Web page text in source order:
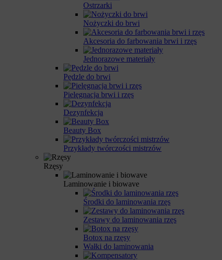
Ostrzarki
Nożyczki do brwi
Akcesoria do farbowania brwi i rzęs
Jednorazowe materiały
Pędzle do brwi
Pielęgnacja brwi i rzęs
Dezynfekcja
Beauty Box
Przykłady twórczości mistrzów
Rzęsy
Laminowanie i biowave
Środki do laminowania rzęs
Zestawy do laminowania rzęs
Botox na rzęsy
Wałki do laminowania